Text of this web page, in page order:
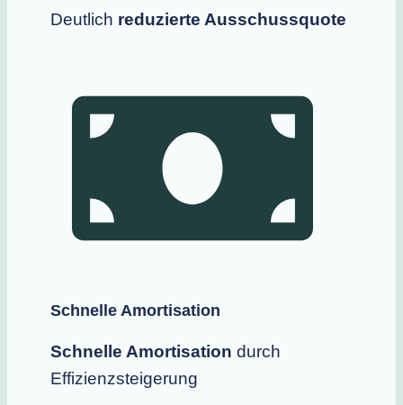
Deutlich reduzierte Ausschussquote
Schnelle Amortisation
Schnelle Amortisation durch
Effizienzsteigerung